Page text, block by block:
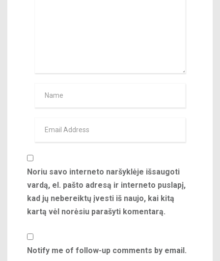
Noriu savo interneto naršyklėje išsaugoti
vardą, el. pašto adresą ir interneto puslapį,
kad jų nebereiktų įvesti iš naujo, kai kitą
kartą vėl norėsiu parašyti komentarą.
Notify me of follow-up comments by email.